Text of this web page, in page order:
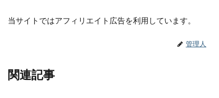
当サイトではアフィリエイト広告を利用しています。
管理人
関連記事